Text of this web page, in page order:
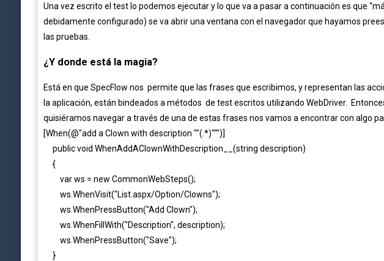
Una vez escrito el test lo podemos ejecutar y lo que va a pasar a continuación es que
debidamente configurado) se va abrir una ventana con el navegador que hayamos
las pruebas.
¿Y donde está la magia?
Está en que SpecFlow nos permite que las frases que escribimos, y representan las
la aplicación, están bindeados a métodos de test escritos utilizando WebDriver.
quisiéramos navegar a través de una de estas frases nos vamos a encontrar con algo
[When(@"add a Clown with description ""(.*)""")]
public void WhenAddAClownWithDescription__(string description)
{
var ws = new CommonWebSteps();
ws.WhenVisit("List.aspx/Option/Clowns");
ws.WhenPressButton("Add Clown");
ws.WhenFillWith("Description", description);
ws.WhenPressButton("Save");
}